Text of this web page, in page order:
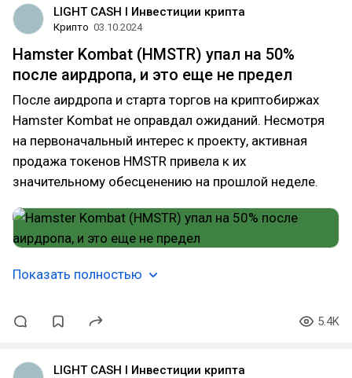
LIGHT CASH l Инвестиции крипта
Крипто 03.10.2024
Hamster Kombat (HMSTR) упал на 50%
после аирдропа, и это еще не предел
После аирдропа и старта торгов на криптобиржах
Hamster Kombat не оправдал ожиданий. Несмотря
на первоначальный интерес к проекту, активная
продажа токенов HMSTR привела к их
значительному обесценению на прошлой неделе.
Показать полностью
5.4K
LIGHT CASH l Инвестиции крипта